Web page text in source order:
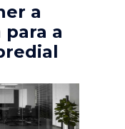
a
a